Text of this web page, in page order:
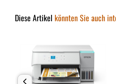
Diese Artikel könnten Sie auch